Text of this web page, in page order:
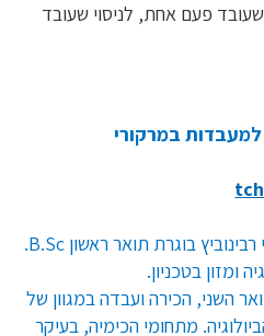
פעם אחת, לניסוי שעובד
במרקורי
מחברת המאמר תכלת קובצ'י רבינוביץ בוגרת תואר ראשון B.Sc.
השני, הכירה ועבדה במגוון של
מתחומי הכימיה, בעיקר